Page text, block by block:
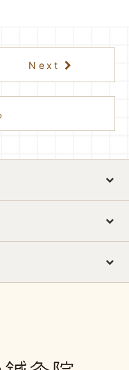
Next